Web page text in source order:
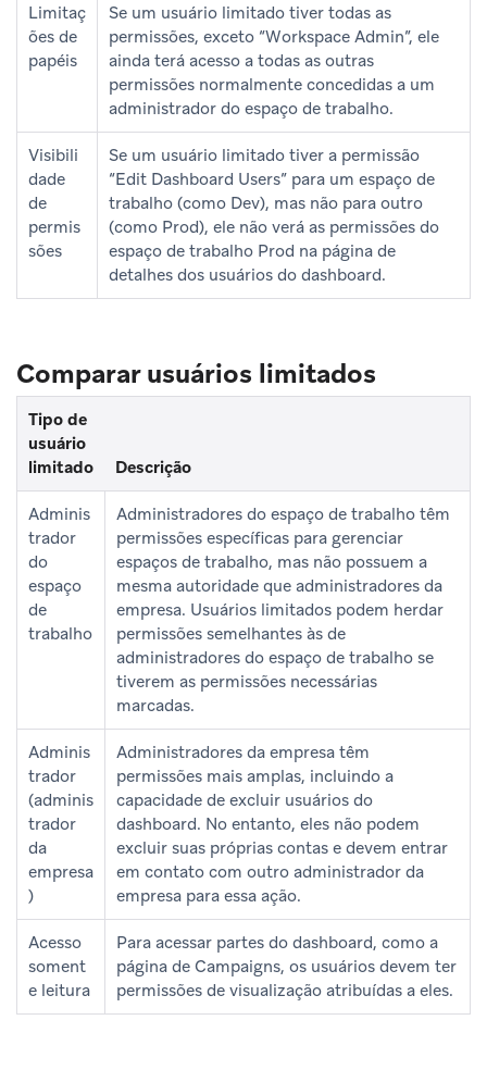
Limitaç
ões de
papéis
Se um usuário limitado tiver todas as
permissões, exceto “Workspace Admin”, ele
ainda terá acesso a todas as outras
permissões normalmente concedidas a um
administrador do espaço de trabalho.
Visibili
dade
de
permis
sões
Se um usuário limitado tiver a permissão
“Edit Dashboard Users” para um espaço de
trabalho (como Dev), mas não para outro
(como Prod), ele não verá as permissões do
espaço de trabalho Prod na página de
detalhes dos usuários do dashboard.
Comparar usuários limitados
Tipo de
usuário
limitado
Descrição
Adminis
trador
do
espaço
de
trabalho
Administradores do espaço de trabalho têm
permissões específicas para gerenciar
espaços de trabalho, mas não possuem a
mesma autoridade que administradores da
empresa. Usuários limitados podem herdar
permissões semelhantes às de
administradores do espaço de trabalho se
tiverem as permissões necessárias
marcadas.
Adminis
trador
(adminis
trador
da
empresa
)
Administradores da empresa têm
permissões mais amplas, incluindo a
capacidade de excluir usuários do
dashboard. No entanto, eles não podem
excluir suas próprias contas e devem entrar
em contato com outro administrador da
empresa para essa ação.
Acesso
soment
e leitura
Para acessar partes do dashboard, como a
página de Campaigns, os usuários devem ter
permissões de visualização atribuídas a eles.